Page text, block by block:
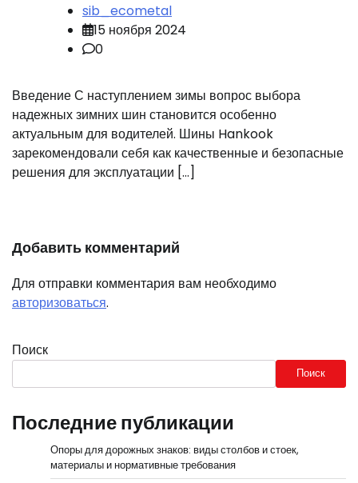
sib_ecometal
15 ноября 2024
0
Введение С наступлением зимы вопрос выбора
надежных зимних шин становится особенно
актуальным для водителей. Шины Hankook
зарекомендовали себя как качественные и безопасные
решения для эксплуатации […]
Добавить комментарий
Для отправки комментария вам необходимо
авторизоваться.
Поиск
Поиск
Последние публикации
Опоры для дорожных знаков: виды столбов и стоек,
материалы и нормативные требования